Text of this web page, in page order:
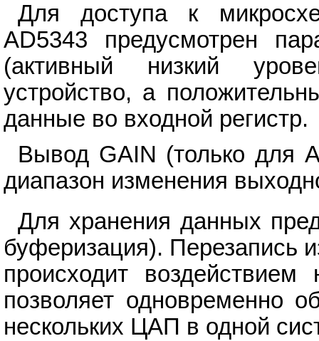
Для доступа к
AD5343 предусмотрен
(активный низкий
устройство, а
данные во входной регистр.
Вывод GAIN (только для
диапазон изменения
Для хранения данных
буферизация). Перезапись
происходит
позволяет одновременно
нескольких ЦАП в одной